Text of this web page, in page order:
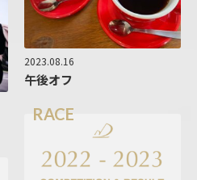
2023.08.16
午後オフ
RACE